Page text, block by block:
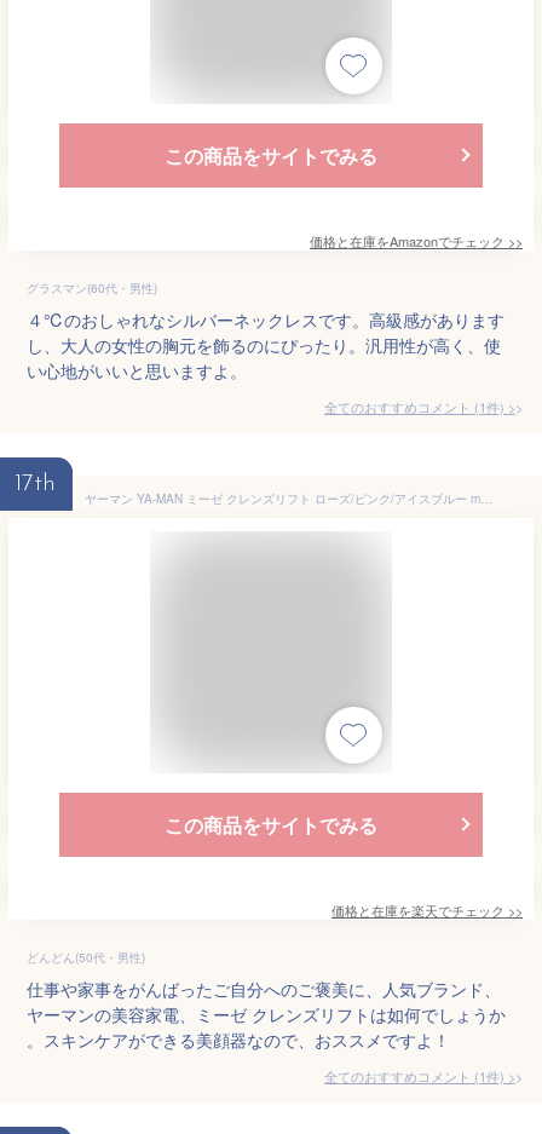
この商品をサイトでみる
価格と在庫をAmazonでチェック >>
グラスマン(60代・男性)
４℃のおしゃれなシルバーネックレスです。高級感があります
し、大人の女性の胸元を飾るのにぴったり。汎用性が高く、使
い心地がいいと思いますよ。
全てのおすすめコメント (1件) >
17th
ヤーマン YA-MAN ミーゼ クレンズリフト ローズ/ピンク/アイスブルー myse MS70R MS70P MS70L MS-70R MS-70P MS-70L / 洗顔ブラシ 美顔器 洗顔 スキンケア EMS イオン導入 お風呂 防水 美容家電 ギフト dej
この商品をサイトでみる
価格と在庫を楽天でチェック >>
どんどん(50代・男性)
仕事や家事をがんばったご自分へのご褒美に、人気ブランド、
ヤーマンの美容家電、ミーゼ クレンズリフトは如何でしょうか
。スキンケアができる美顔器なので、おススメですよ！
全てのおすすめコメント (1件) >